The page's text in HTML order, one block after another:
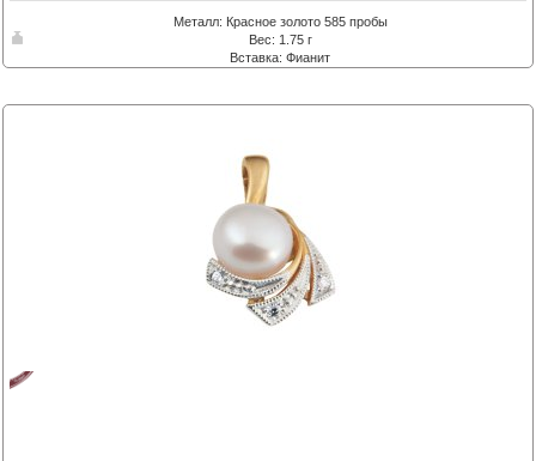
Металл: Красное золото 585 пробы
Вес: 1.75 г
Вставка: Фианит